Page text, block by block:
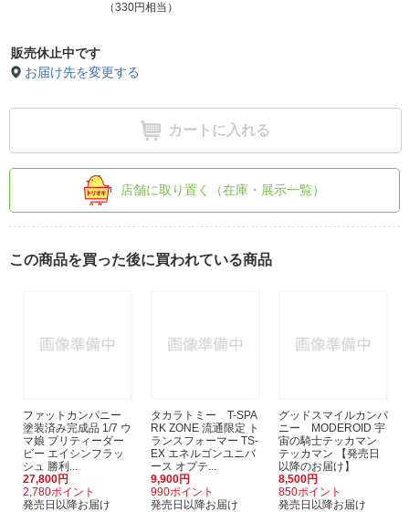
（330円相当）
販売休止中です
お届け先を変更する
カートに入れる
店舗に取り置く（在庫・展示一覧）
この商品を買った後に買われている商品
ファットカンパニー
塗装済み完成品 1/7 ウ
マ娘 プリティーダー
ビー エイシンフラッ
シュ 勝利...
27,800円
2,780ポイント
発売日以降お届け
タカラトミー T-SPA
RK ZONE 流通限定 ト
ランスフォーマー TS-
EX エネルゴンユニバ
ース オプテ...
9,900円
990ポイント
発売日以降お届け
グッドスマイルカンパ
ニー MODEROID 宇
宙の騎士テッカマン
テッカマン 【発売日
以降のお届け】
8,500円
850ポイント
発売日以降お届け